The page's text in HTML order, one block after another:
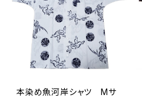
本染め魚河岸シャツ Mサ